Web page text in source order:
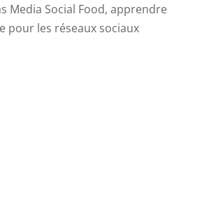
Media Social Food, apprendre
pour les réseaux sociaux